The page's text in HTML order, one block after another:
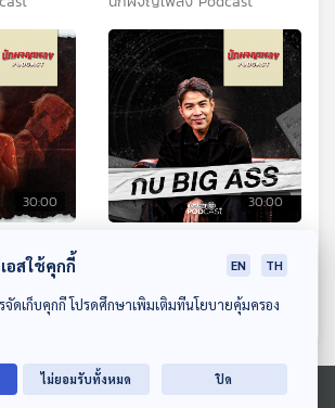
Application
30:00
พันกร
30:00
เล่าผ่านปลายปากกา กบ
Big Ass
นักผจญเพลง Podcast
อสใช้คุกกี้ EN TH
จัดเก็บคุกกี้ โปรดศึกษาเพิ่มเติมที่นโยบายคุ้มครอง
ไม่ยอมรับทั้งหมด ปิด